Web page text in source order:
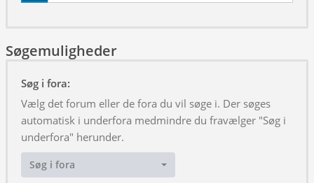
Søgemuligheder
Søg i fora:
Vælg det forum eller de fora du vil søge i. Der søges
automatisk i underfora medmindre du fravælger "Søg i
underfora" herunder.
Søg i fora